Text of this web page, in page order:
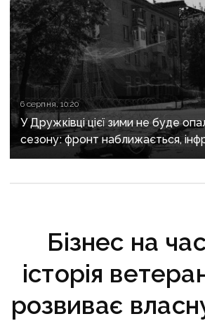
6 серпня, 10:20
У Дружківці цієї зими не буде
сезону: фронт наближається,
критично зруйнована
Бізнес на
історія
розвиває